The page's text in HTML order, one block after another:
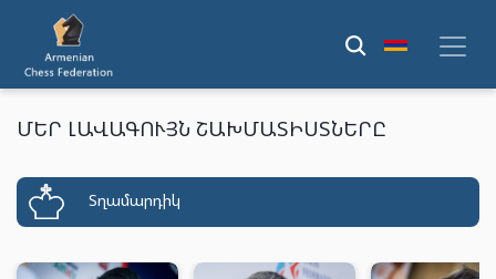
ՄԵՐ ԼԱՎԱԳՈՒՅՆ ՇԱԽՄԱՏԻՍՏՆԵՐԸ
Տղամարդիկ